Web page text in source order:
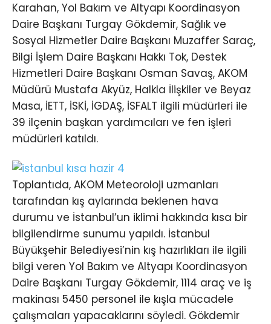
Karahan, Yol Bakım ve Altyapı Koordinasyon
Daire Başkanı Turgay Gökdemir, Sağlık ve
Sosyal Hizmetler Daire Başkanı Muzaffer Saraç,
Bilgi İşlem Daire Başkanı Hakkı Tok, Destek
Hizmetleri Daire Başkanı Osman Savaş, AKOM
Müdürü Mustafa Akyüz, Halkla İlişkiler ve Beyaz
Masa, İETT, İSKİ, İGDAŞ, İSFALT ilgili müdürleri ile
39 ilçenin başkan yardımcıları ve fen işleri
müdürleri katıldı.
Toplantıda, AKOM Meteoroloji uzmanları
tarafından kış aylarında beklenen hava
durumu ve İstanbul’un iklimi hakkında kısa bir
bilgilendirme sunumu yapıldı. İstanbul
Büyükşehir Belediyesi’nin kış hazırlıkları ile ilgili
bilgi veren Yol Bakım ve Altyapı Koordinasyon
Daire Başkanı Turgay Gökdemir, 1114 araç ve iş
makinası 5450 personel ile kışla mücadele
çalışmaları yapacaklarını söyledi. Gökdemir